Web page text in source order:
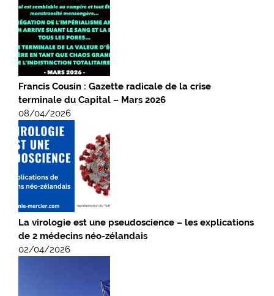
Francis Cousin : Gazette radicale de la crise
terminale du Capital – Mars 2026
08/04/2026
La virologie est une pseudoscience – les explications
de 2 médecins néo-zélandais
02/04/2026